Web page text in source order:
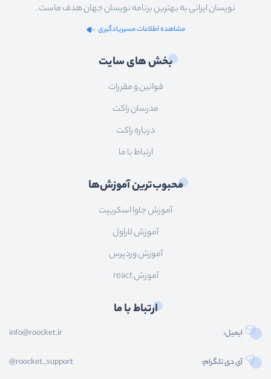
نویسان ایرانی به بهترین برنامه نویسان جهان هدف ماست.
مشاهده اطلاعات مسیریادگیری
بخش های سایت
قوانین و مقررات
مدرسان راکت
درباره راکت
ارتباط با ما
محبوب‌ترین آموزش‌ها
آموزش جاوا اسکریپت
آموزش لاراول
آموزش وردپرس
آموزش react
ارتباط با ما
ایمیل: info@roocket.ir
آی دی تلگرام: @roocket_support